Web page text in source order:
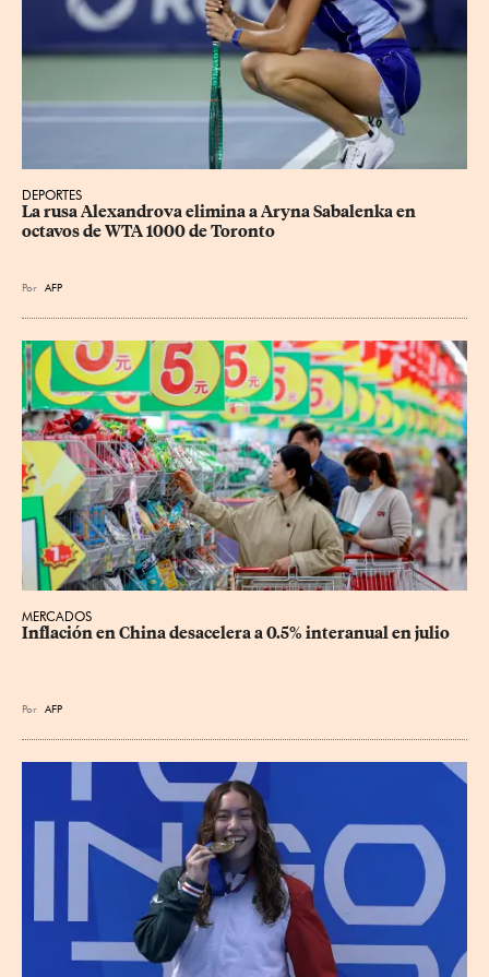
DEPORTES
La rusa Alexandrova elimina a Aryna Sabalenka en
octavos de WTA 1000 de Toronto
Por AFP
MERCADOS
Inflación en China desacelera a 0.5% interanual en julio
Por AFP